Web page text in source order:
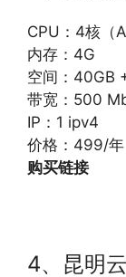
CPU：4核（
内存：4G
空间：40GB
带宽：500
IP：1 ipv4
价格：499/年
购买链接
4、昆明